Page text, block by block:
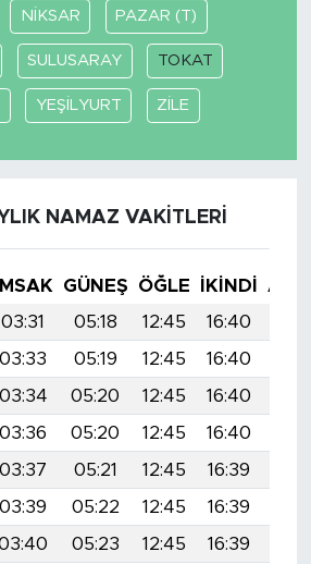
NİKSAR PAZAR (T)
SULUSARAY TOKAT
YEŞİLYURT ZİLE
NAMAZ VAKITLERI
İMSAK GÜNEŞ ÖĞLE İKINDI
03:31 05:18 12:45 16:40
03:33 05:19 12:45 16:40
03:34 05:20 12:45 16:40
03:36 05:20 12:45 16:40
03:37 05:21 12:45 16:39
03:39 05:22 12:45 16:39
05:23 12:45 16:39